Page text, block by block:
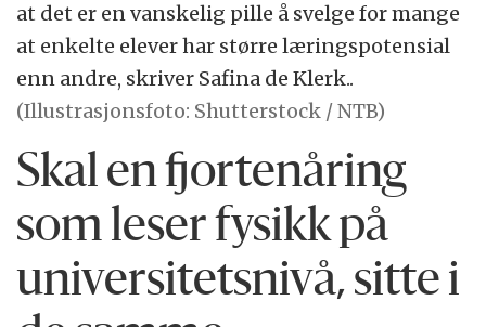
at det er en vanskelig pille å svelge for mange
at enkelte elever har større læringspotensial
enn andre, skriver Safina de Klerk..
(Illustrasjonsfoto: Shutterstock / NTB)
Skal en fjortenåring
som leser fysikk på
universitetsnivå, sitte i